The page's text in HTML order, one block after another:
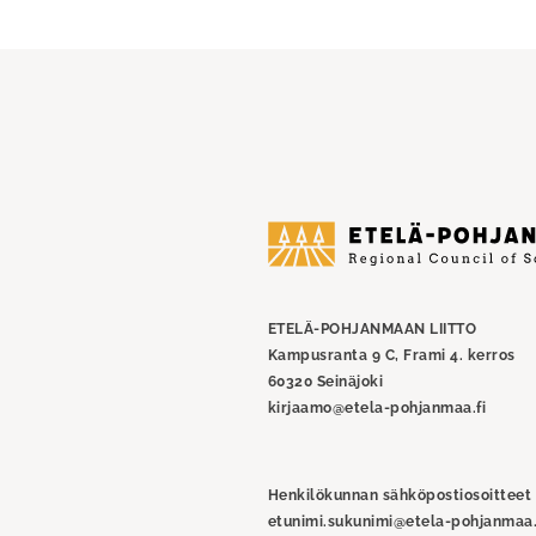
Etelä-
Pohjanmaan
ETELÄ-POHJANMAAN LIITTO
Kampusranta 9 C, Frami 4. kerros
60320 Seinäjoki
kirjaamo@etela-pohjanmaa.fi
Henkilökunnan sähköpostiosoitteet
etunimi.sukunimi@etela-